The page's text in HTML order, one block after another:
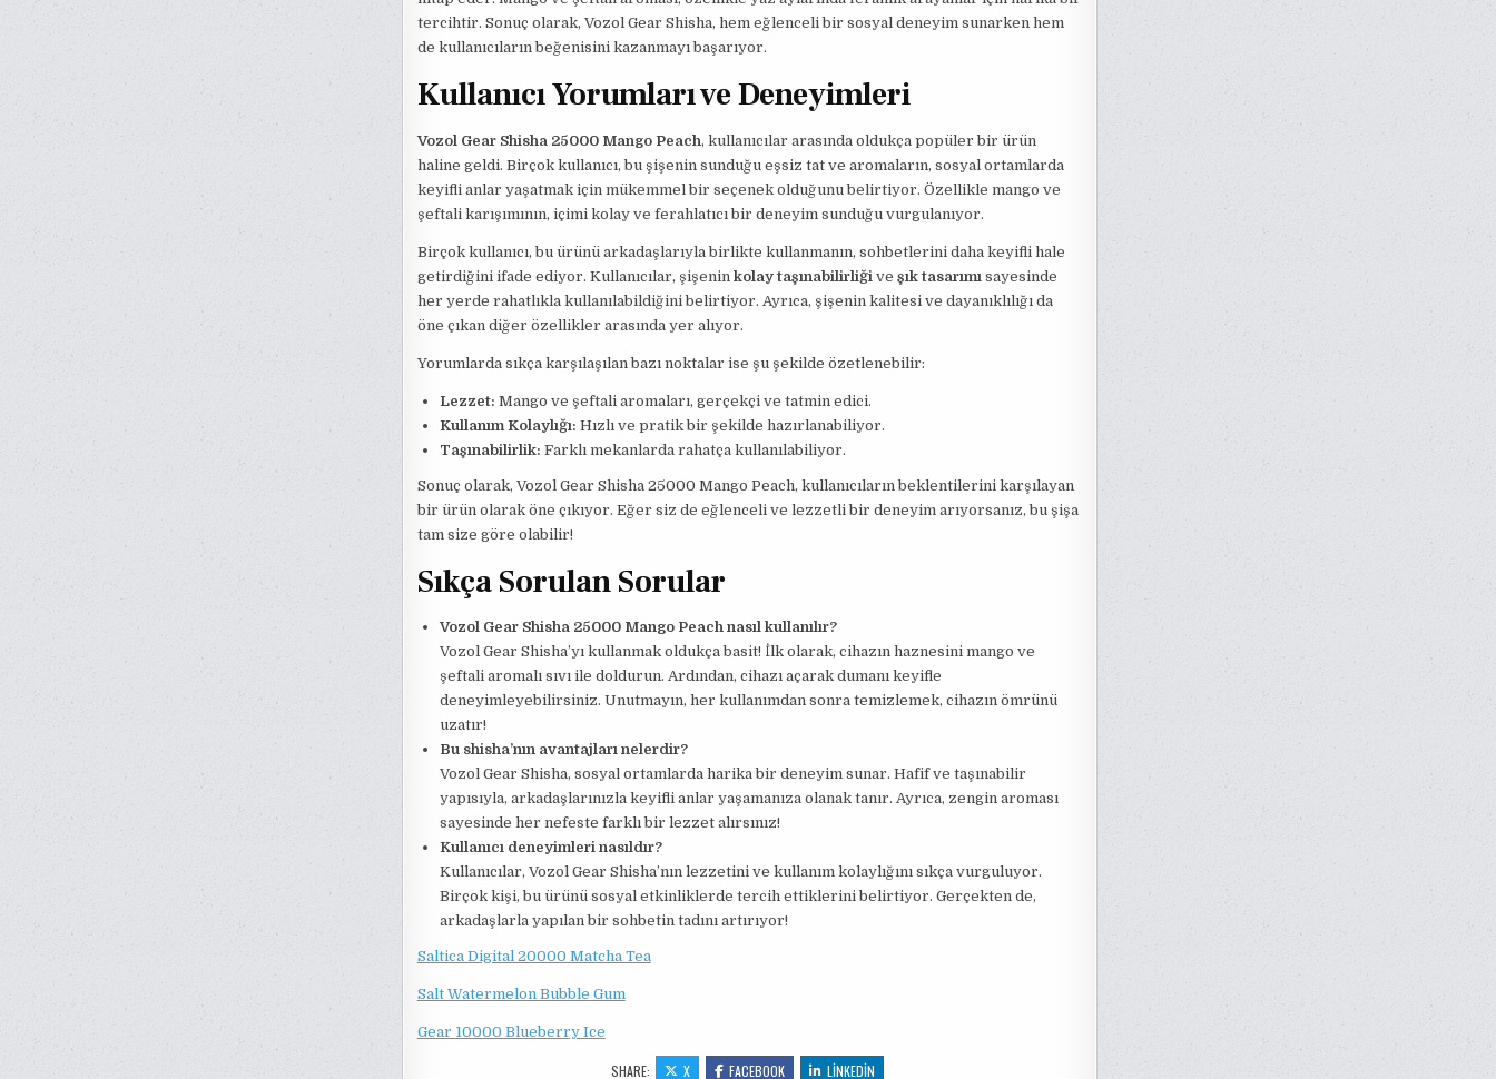
tercihtir. Sonuç olarak, Vozol Gear Shisha, hem eğlenceli bir sosyal deneyim sunarken hem
de kullanıcıların beğenisini kazanmayı başarıyor.
Kullanıcı Yorumları ve Deneyimleri
Vozol Gear Shisha 25000 Mango Peach, kullanıcılar arasında oldukça popüler bir ürün
haline geldi. Birçok kullanıcı, bu şişenin sunduğu eşsiz tat ve aromaların, sosyal ortamlarda
keyifli anlar yaşatmak için mükemmel bir seçenek olduğunu belirtiyor. Özellikle mango ve
şeftali karışımının, içimi kolay ve ferahlatıcı bir deneyim sunduğu vurgulanıyor.
Birçok kullanıcı, bu ürünü arkadaşlarıyla birlikte kullanmanın, sohbetlerini daha keyifli hale
getirdiğini ifade ediyor. Kullanıcılar, şişenin kolay taşınabilirliği ve şık tasarımı sayesinde
her yerde rahatlıkla kullanılabildiğini belirtiyor. Ayrıca, şişenin kalitesi ve dayanıklılığı da
öne çıkan diğer özellikler arasında yer alıyor.
Yorumlarda sıkça karşılaşılan bazı noktalar ise şu şekilde özetlenebilir:
Lezzet: Mango ve şeftali aromaları, gerçekçi ve tatmin edici.
Kullanım Kolaylığı: Hızlı ve pratik bir şekilde hazırlanabiliyor.
Taşınabilirlik: Farklı mekanlarda rahatça kullanılabiliyor.
Sonuç olarak, Vozol Gear Shisha 25000 Mango Peach, kullanıcıların beklentilerini karşılayan
bir ürün olarak öne çıkıyor. Eğer siz de eğlenceli ve lezzetli bir deneyim arıyorsanız, bu şişa
tam size göre olabilir!
Sıkça Sorulan Sorular
Vozol Gear Shisha 25000 Mango Peach nasıl kullanılır?
Vozol Gear Shisha’yı kullanmak oldukça basit! İlk olarak, cihazın haznesini mango ve
şeftali aromalı sıvı ile doldurun. Ardından, cihazı açarak dumanı keyifle
deneyimleyebilirsiniz. Unutmayın, her kullanımdan sonra temizlemek, cihazın ömrünü
uzatır!
Bu shisha’nın avantajları nelerdir?
Vozol Gear Shisha, sosyal ortamlarda harika bir deneyim sunar. Hafif ve taşınabilir
yapısıyla, arkadaşlarınızla keyifli anlar yaşamanıza olanak tanır. Ayrıca, zengin aroması
sayesinde her nefeste farklı bir lezzet alırsınız!
Kullanıcı deneyimleri nasıldır?
Kullanıcılar, Vozol Gear Shisha’nın lezzetini ve kullanım kolaylığını sıkça vurguluyor.
Birçok kişi, bu ürünü sosyal etkinliklerde tercih ettiklerini belirtiyor. Gerçekten de,
arkadaşlarla yapılan bir sohbetin tadını artırıyor!
Saltica Digital 20000 Matcha Tea
Salt Watermelon Bubble Gum
Gear 10000 Blueberry Ice
SHARE: X FACEBOOK LINKEDIN